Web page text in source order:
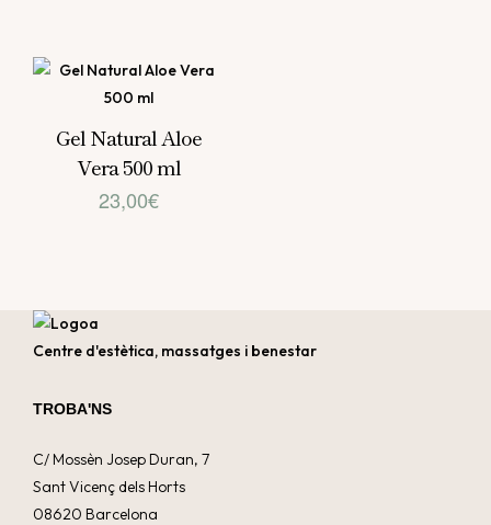
Gel Natural Aloe
Vera 500 ml
23,00€
Centre d'estètica, massatges i benestar
TROBA'NS
C/ Mossèn Josep Duran, 7
Sant Vicenç dels Horts
08620 Barcelona